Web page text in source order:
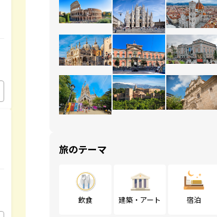
旅のテーマ
飲食 建築・アート 宿泊